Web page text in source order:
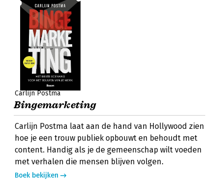
Carlijn Postma
Bingemarketing
Carlijn Postma laat aan de hand van Hollywood zien
hoe je een trouw publiek opbouwt en behoudt met
content. Handig als je de gemeenschap wilt voeden
met verhalen die mensen blijven volgen.
Boek bekijken